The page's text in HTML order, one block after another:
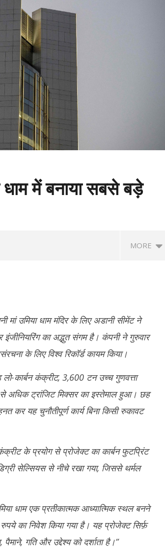
धाम में बनाया सबसे बड़े
MORE
सरकार डरी
भूस्खलन से NH-5 बंद, बद्रीनाथ हाईवे समेत कई
सड़कें प्रभावित
September
18, 2025
उमिया धाम मंदिर के लिए अडानी सीमेंट ने
का अद्भुत संगम है। कंपनी ने गुरुवार
के लिए विश्व रिकॉर्ड कायम किया।
कार्बन कंक्रीट, 3,600 टन उच्च गुणवत्ता
अधिक ट्रांजिट मिक्सर का इस्तेमाल हुआ। छह
कर यह चुनौतीपूर्ण कार्य बिना किसी रुकावट
के प्रयोग से प्रोजेक्ट का कार्बन फुटप्रिंट
सेल्सियस से नीचे रखा गया, जिससे थर्मल
धाम एक प्रतीकात्मक आध्यात्मिक स्थल बनने
का निवेश किया गया है। यह प्रोजेक्ट सिर्फ़
गति और उद्देश्य को दर्शाता है।”